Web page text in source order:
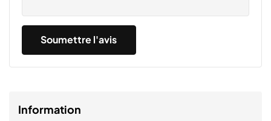
Information